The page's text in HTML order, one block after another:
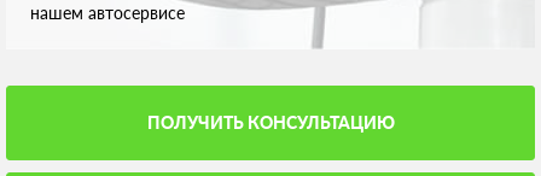
нашем автосервисе
ПОЛУЧИТЬ КОНСУЛЬТАЦИЮ